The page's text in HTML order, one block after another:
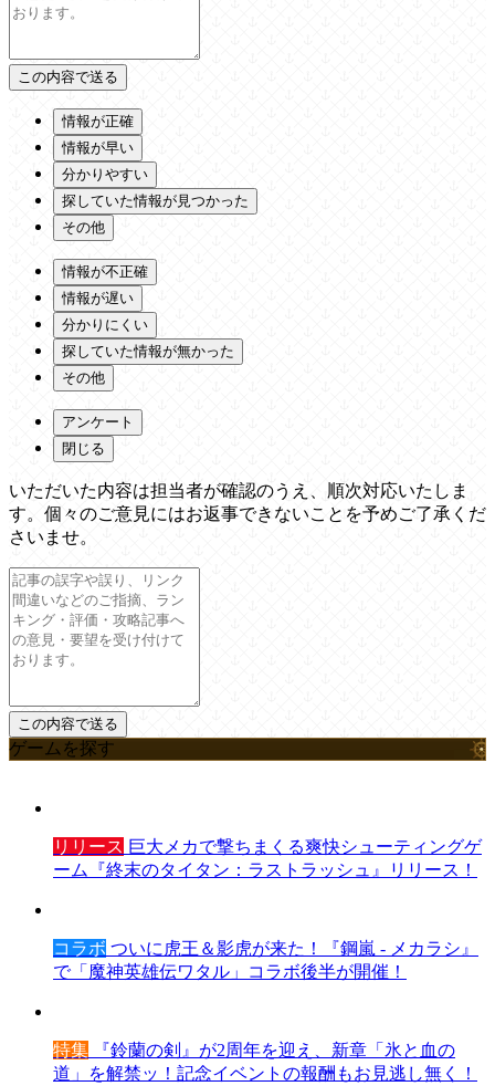
情報が正確
情報が早い
分かりやすい
探していた情報が見つかった
その他
情報が不正確
情報が遅い
分かりにくい
探していた情報が無かった
その他
アンケート
閉じる
いただいた内容は担当者が確認のうえ、順次対応いたしま
す。個々のご意見にはお返事できないことを予めご了承くだ
さいませ。
ゲームを探す
リリース 巨大メカで撃ちまくる爽快シューティングゲ
ーム『終末のタイタン：ラストラッシュ』リリース！
コラボ ついに虎王＆影虎が来た！『鋼嵐 - メカラシ』
で「魔神英雄伝ワタル」コラボ後半が開催！
特集 『鈴蘭の剣』が2周年を迎え、新章「氷と血の
道」を解禁ッ！記念イベントの報酬もお見逃し無く！